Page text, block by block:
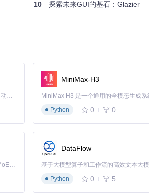
10 探索未来GUI的基石：Glazier
Claude Code 的开源替代方案。连接任意大模型，编辑代码，运行命令，自动验证 — 全自动执行。用 Rust 构建，极致性能。 ｜ An open-source alternative to Claude Code. Connect any LLM, edit code, run commands, and verify changes — autonomously. Built in Rust for speed. Get Started
MiniMax-H3
Python
0 0
Kimi K3 是Kimi能力最强的模型：这是一个拥有 2.8 万亿参数的混合专家（MoE）模型，具备原生视觉理解能力，并支持 100 万 token 的上下文窗口。
DataFlow
基于大模型算子和工作流的高效文本大
Python
0 5